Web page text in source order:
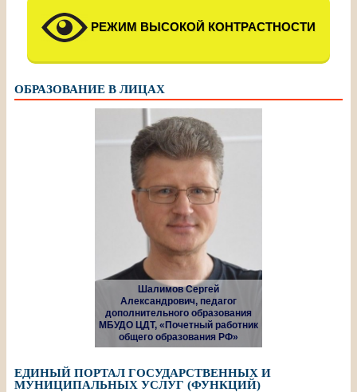
РЕЖИМ ВЫСОКОЙ КОНТРАСТНОСТИ
ОБРАЗОВАНИЕ В ЛИЦАХ
Шалимов Сергей
Александрович, педагог
дополнительного образования
МБУДО ЦДТ, «Почетный работник
общего образования РФ»
ЕДИНЫЙ ПОРТАЛ ГОСУДАРСТВЕННЫХ И
МУНИЦИПАЛЬНЫХ УСЛУГ (ФУНКЦИЙ)